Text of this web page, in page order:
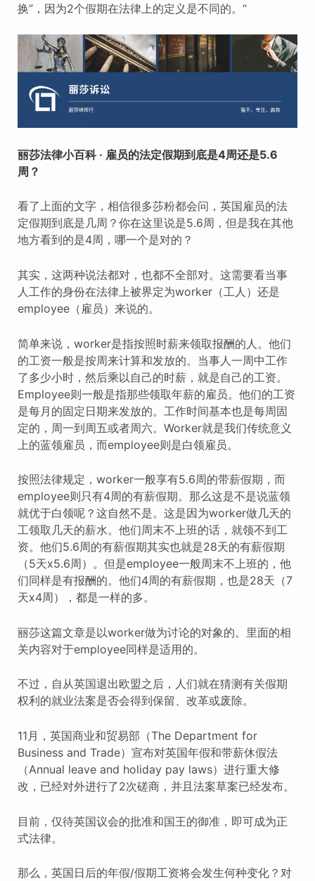
换”，因为2个假期在法律上的定义是不同的。“
丽莎法律小百科 · 雇员的法定假期到底是4周还是5.6
周？
看了上面的文字，相信很多莎粉都会问，英国雇员的法
定假期到底是几周？你在这里说是5.6周，但是我在其他
地方看到的是4周，哪一个是对的？
其实，这两种说法都对，也都不全部对。这需要看当事
人工作的身份在法律上被界定为worker（工人）还是
employee（雇员）来说的。
简单来说，worker是指按照时薪来领取报酬的人。他们
的工资一般是按周来计算和发放的。当事人一周中工作
了多少小时，然后乘以自己的时薪，就是自己的工资。
Employee则一般是指那些领取年薪的雇员。他们的工资
是每月的固定日期来发放的。工作时间基本也是每周固
定的，周一到周五或者周六。Worker就是我们传统意义
上的蓝领雇员，而employee则是白领雇员。
按照法律规定，worker一般享有5.6周的带薪假期，而
employee则只有4周的有薪假期。那么这是不是说蓝领
就优于白领呢？这自然不是。这是因为worker做几天的
工领取几天的薪水。他们周末不上班的话，就领不到工
资。他们5.6周的有薪假期其实也就是28天的有薪假期
（5天x5.6周）。但是employee一般周末不上班的，他
们同样是有报酬的。他们4周的有薪假期，也是28天（7
天x4周），都是一样的多。
丽莎这篇文章是以worker做为讨论的对象的。里面的相
关内容对于employee同样是适用的。
不过，自从英国退出欧盟之后，人们就在猜测有关假期
权利的就业法案是否会得到保留、改革或废除。
11月，英国商业和贸易部（The Department for
Business and Trade）宣布对英国年假和带薪休假法
（Annual leave and holiday pay laws）进行重大修
改，已经对外进行了2次磋商，并且法案草案已经发布。
目前，仅待英国议会的批准和国王的御准，即可成为正
式法律。
那么，英国日后的年假/假期工资将会发生何种变化？对